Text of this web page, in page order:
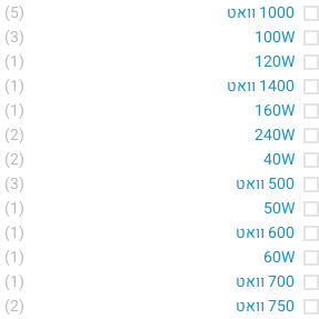
1000 וואט
(5)
100W
(3)
120W
(1)
1400 וואט
(1)
160W
(1)
240W
(2)
40W
(2)
500 וואט
(3)
50W
(1)
600 וואט
(1)
60W
(1)
700 וואט
(1)
750 וואט
(2)